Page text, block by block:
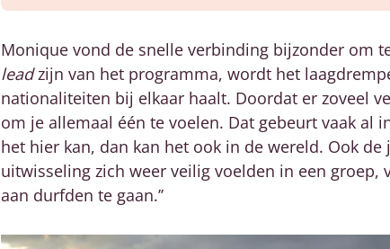
Monique vond de snelle verbinding bijzonder om
leadzijn van het programma, wordt het
nationaliteiten bij elkaar haalt. Doordat er zoveel
om je allemaal één te voelen. Dat gebeurt vaak al
het hier kan, dan kan het ook in de wereld. Ook
uitwisseling zich weer veilig voelden in een
aan durfden te gaan.’’